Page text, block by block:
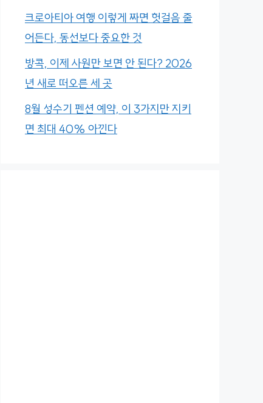
크로아티아 여행 이렇게 짜면 헛걸음 줄
어든다, 동선보다 중요한 것
방콕, 이제 사원만 보면 안 된다? 2026
년 새로 떠오른 세 곳
8월 성수기 펜션 예약, 이 3가지만 지키
면 최대 40% 아낀다